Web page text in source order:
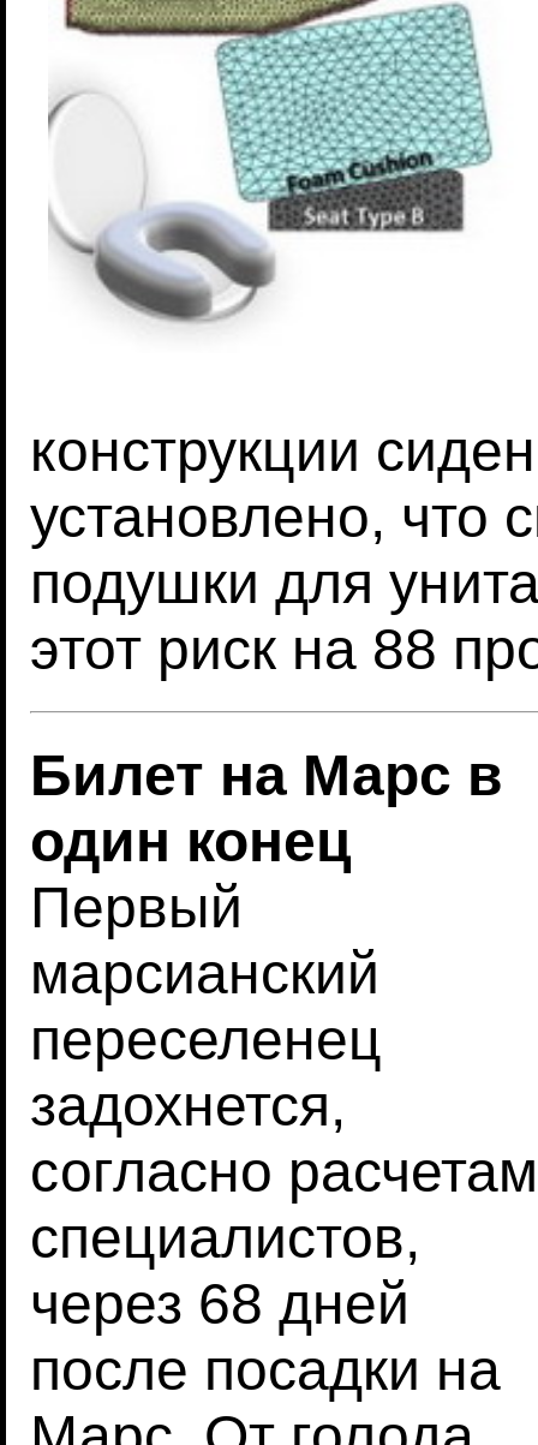
конструкции
установлено, что
подушки для
этот риск на 88
Билет на Марс в
один конец
Первый
марсианский
переселенец
задохнется,
согласно расчетам
специалистов,
через 68 дней
после посадки на